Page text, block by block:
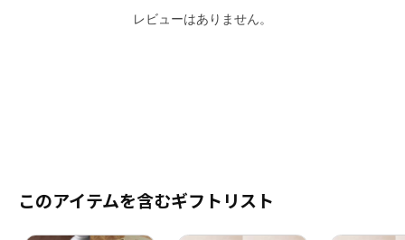
レビューはありません。
このアイテムを含むギフトリスト